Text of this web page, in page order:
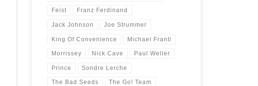
Feist Franz Ferdinand
Jack Johnson Joe Strummer
King Of Convenience Michael Franti
Morrissey Nick Cave Paul Weller
Prince Sondre Lerche
The Bad Seeds The Go! Team